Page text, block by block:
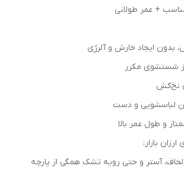
+ عمر طولانی
ایجاد خارش و آلرژی
شستشوی مکرر
نخ‌کش
لباسشویی و دست
و طول عمر بالا
بازار:
آستر و حتی رویه تشک همگی از پارچه